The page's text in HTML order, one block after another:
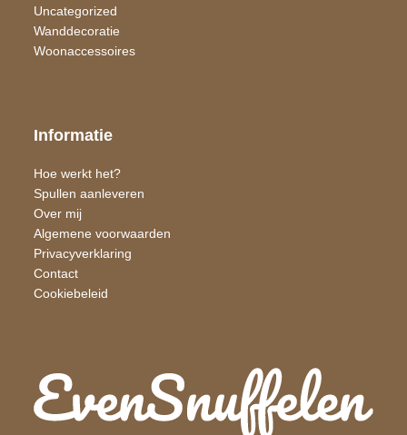
Uncategorized
Wand​decoratie
Woon​accessoires
Informatie
Hoe werkt het?
Spullen aanleveren
Over mij
Algemene voorwaarden
Privacyverklaring
Contact
Cookiebeleid